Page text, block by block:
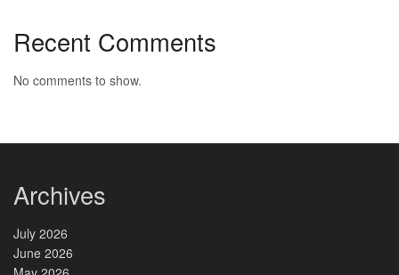
Recent Comments
No comments to show.
Archives
July 2026
June 2026